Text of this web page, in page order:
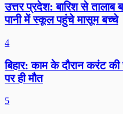
उत्तर प्रदेश: बारिश से तालाब
पानी में स्कूल पहुंचे मासूम बच्चे
4
बिहार: काम के दौरान करंट
पर ही मौत
5